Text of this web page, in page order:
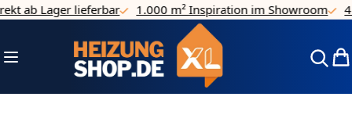
Direkt zum Inhalt
ab Lager lieferbar 1.000 m² Inspiration im Showroom 4.7/
Navigation umschalten